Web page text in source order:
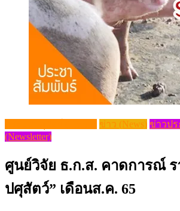
ข่าว (News) ข่าวป
(Newsletter)
ศูนย์วิจัย ธ.ก.ส. คาดการณ์
ปศุสัตว์” เดือนส.ค. 65